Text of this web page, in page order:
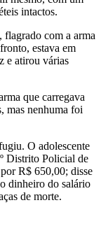
intactos.
flagrado com a arma
estava em
e atirou várias
que carregava
mas nenhuma foi
O adolescente
Distrito Policial de
R$ 650,00; disse
dinheiro do salário
de morte.